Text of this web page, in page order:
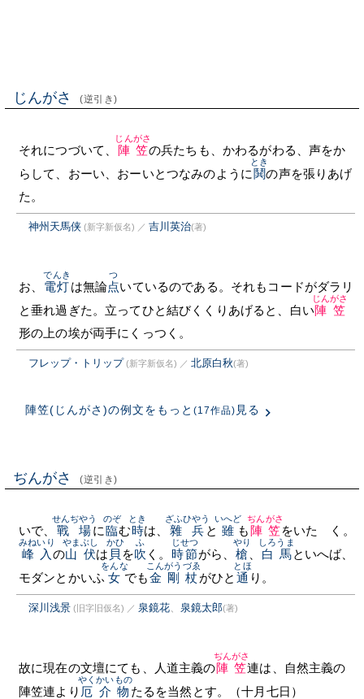
じんがさ (逆引き)
それにつづいて、 陣笠
じんがさ
の兵たちも、かわるがわる、声をか
らして、おーい、おーいとつなみのように 鬨
とき
の声を張りあげ
た。
神州天馬侠 (新字新仮名) ／ 吉川英治(著)
お、 電灯
でんき
は無論点
つ
いているのである。それもコードがダラリ
と垂れ過ぎた。立ってひと結びくくりあげると、白い陣笠
じんがさ
形の上の埃が両手にくっつく。
フレップ・トリップ (新字新仮名) ／ 北原白秋(著)
陣笠(じんがさ)の例文をもっと (17作品) 見る
ぢんがさ (逆引き)
いで、 戰場
せんぢやう
に臨
のぞ
む時
とき
は、 雜兵
ざふひやう
と 雖
いへど
も 陣笠
ぢんがさ
をいたゞく。
峰入
みねいり
の山伏
やまぶし
は 貝
かひ
を吹
ふ
く。 時節
じせつ
がら、 槍
やり
白馬
しろうま
といへば、
モダンとかいふ 女
をんな
でも金剛杖
こんがうづゑ
がひと 通
とほ
り。
深川浅景 (旧字旧仮名) ／ 泉鏡花、 泉鏡太郎(著)
故に現在の文壇にても、人道主義の陣笠
ぢんがさ
連は、自然主義の
陣笠連より 厄介物
やくかいもの
たるを当然とす。（十月七日）